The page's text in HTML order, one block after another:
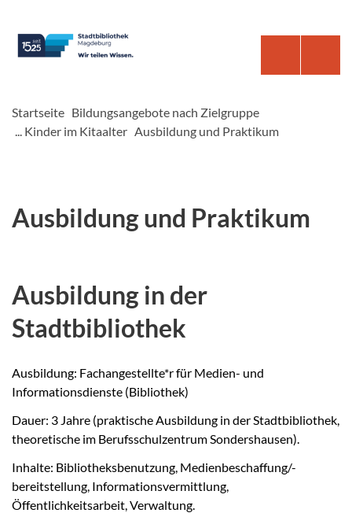
Startseite Bildungsangebote nach Zielgruppe
... Kinder im Kitaalter Ausbildung und Praktikum
Ausbildung und Praktikum
Ausbildung in der
Stadtbibliothek
Ausbildung: Fachangestellte*r für Medien- und
Informationsdienste (Bibliothek)
Dauer: 3 Jahre (praktische Ausbildung in der Stadtbibliothek,
theoretische im Berufsschulzentrum Sondershausen).
Inhalte: Bibliotheksbenutzung, Medienbeschaffung/-
bereitstellung, Informationsvermittlung,
Öffentlichkeitsarbeit, Verwaltung.